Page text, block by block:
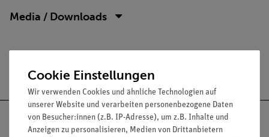
Media / Downloads
Cookie Einstellungen
Wir verwenden Cookies und ähnliche Technologien auf
unserer Website und verarbeiten personenbezogene Daten
von Besucher:innen (z.B. IP-Adresse), um z.B. Inhalte und
Anzeigen zu personalisieren, Medien von Drittanbietern